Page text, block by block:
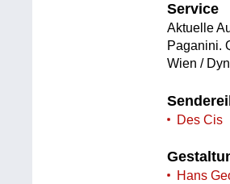
Service
Aktuelle
Paganini.
Wien /
Des Cis
Hans